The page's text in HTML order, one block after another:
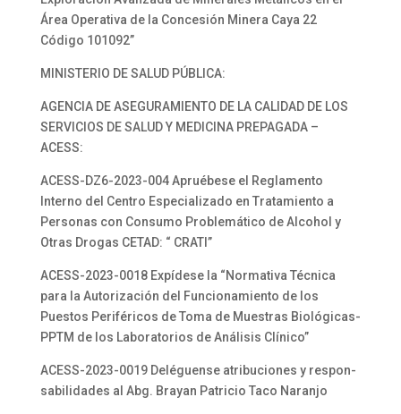
Área Operativa de la Concesión Minera Caya 22
Código 101092”
MINISTERIO DE SALUD PÚBLICA:
AGENCIA DE ASEGURAMIENTO DE LA CALIDAD DE LOS
SERVICIOS DE SALUD Y MEDICINA PREPAGADA –
ACESS:
ACESS-DZ6-2023-004 Apruébese el Reglamento
Interno del Centro Especializado en Tratamiento a
Personas con Consumo Problemático de Alcohol y
Otras Drogas CETAD: “ CRATI”
ACESS-2023-0018 Expídese la “Normativa Técnica
para la Autorización del Funcionamiento de los
Puestos Periféricos de Toma de Muestras Biológicas-
PPTM de los Laboratorios de Análisis Clínico”
ACESS-2023-0019 Deléguense atribuciones y respon-
sabilidades al Abg. Brayan Patricio Taco Naranjo